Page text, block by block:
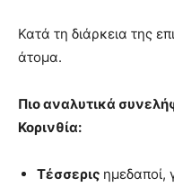
Κατά τη διάρκεια της
άτομα.
Πιο αναλυτικά
Κορινθία:
Τέσσερις ημεδαποί,